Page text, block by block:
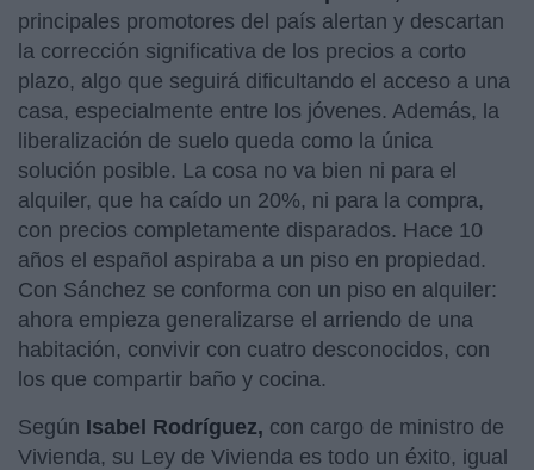
principales promotores del país alertan y descartan
la corrección significativa de los precios a corto
plazo, algo que seguirá dificultando el acceso a una
casa, especialmente entre los jóvenes. Además, la
liberalización de suelo queda como la única
solución posible. La cosa no va bien ni para el
alquiler, que ha caído un 20%, ni para la compra,
con precios completamente disparados. Hace 10
años el español aspiraba a un piso en propiedad.
Con Sánchez se conforma con un piso en alquiler:
ahora empieza generalizarse el arriendo de una
habitación, convivir con cuatro desconocidos, con
los que compartir baño y cocina.
Según Isabel Rodríguez, con cargo de ministro de
Vivienda, su Ley de Vivienda es todo un éxito, igual